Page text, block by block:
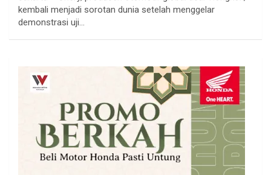
kembali menjadi sorotan dunia setelah menggelar
demonstrasi uji…